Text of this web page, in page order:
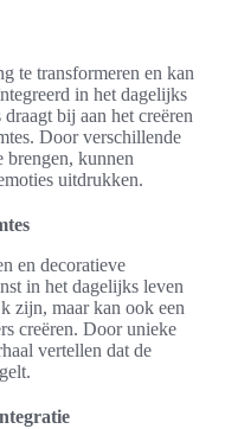
te transformeren en kan
in het dagelijks
bij aan het creëren
Door verschillende
brengen, kunnen
uitdrukken.
en decoratieve
in het dagelijks leven
zijn, maar kan ook een
creëren. Door unieke
vertellen dat de